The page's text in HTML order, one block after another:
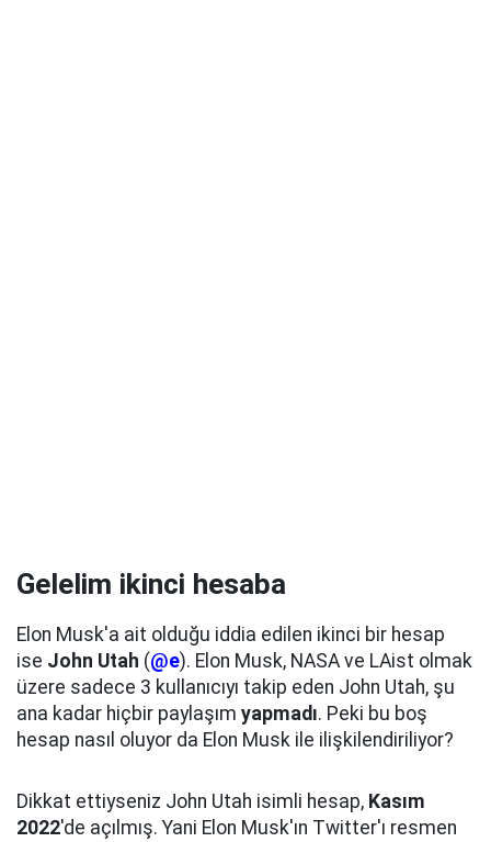
Gelelim ikinci hesaba
Elon Musk'a ait olduğu iddia edilen ikinci bir hesap
ise John Utah (@e). Elon Musk, NASA ve LAist olmak
üzere sadece 3 kullanıcıyı takip eden John Utah, şu
ana kadar hiçbir paylaşım yapmadı. Peki bu boş
hesap nasıl oluyor da Elon Musk ile ilişkilendiriliyor?
Dikkat ettiyseniz John Utah isimli hesap, Kasım
2022'de açılmış. Yani Elon Musk'ın Twitter'ı resmen